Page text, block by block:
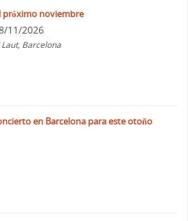
próximo noviembre
11/2026
Barcelona
en Barcelona para este otoño